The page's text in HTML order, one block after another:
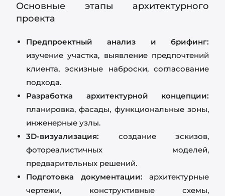
Основные этапы архитектурного
проекта
Предпроектный анализ и брифинг:
изучение участка, выявление предпочтений
клиента, эскизные наброски, согласование
подхода.
Разработка архитектурной концепции:
планировка, фасады, функциональные зоны,
инженерные узлы.
3D-визуализация: создание эскизов,
фотореалистичных моделей,
предварительных решений.
Подготовка документации: архитектурные
чертежи, конструктивные схемы,